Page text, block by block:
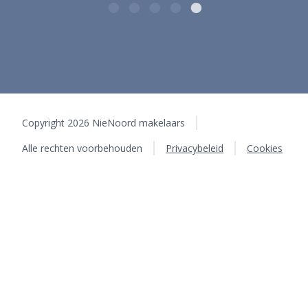
Copyright 2026 NieNoord makelaars
Alle rechten voorbehouden
Privacybeleid Cookies